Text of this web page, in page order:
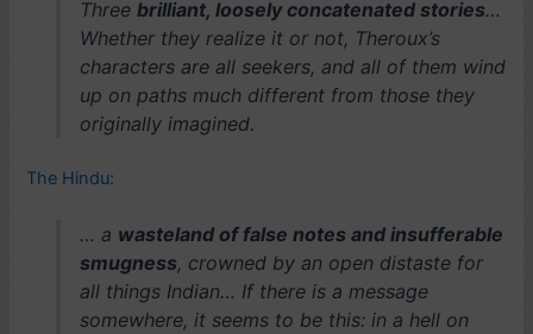
Three brilliant, loosely concatenated stories…
Whether they realize it or not, Theroux’s
characters are all seekers, and all of them wind
up on paths much different from those they
originally imagined.
The Hindu:
… a wasteland of false notes and insufferable
smugness, crowned by an open distaste for
all things Indian… If there is a message
somewhere, it seems to be this: in a hell on